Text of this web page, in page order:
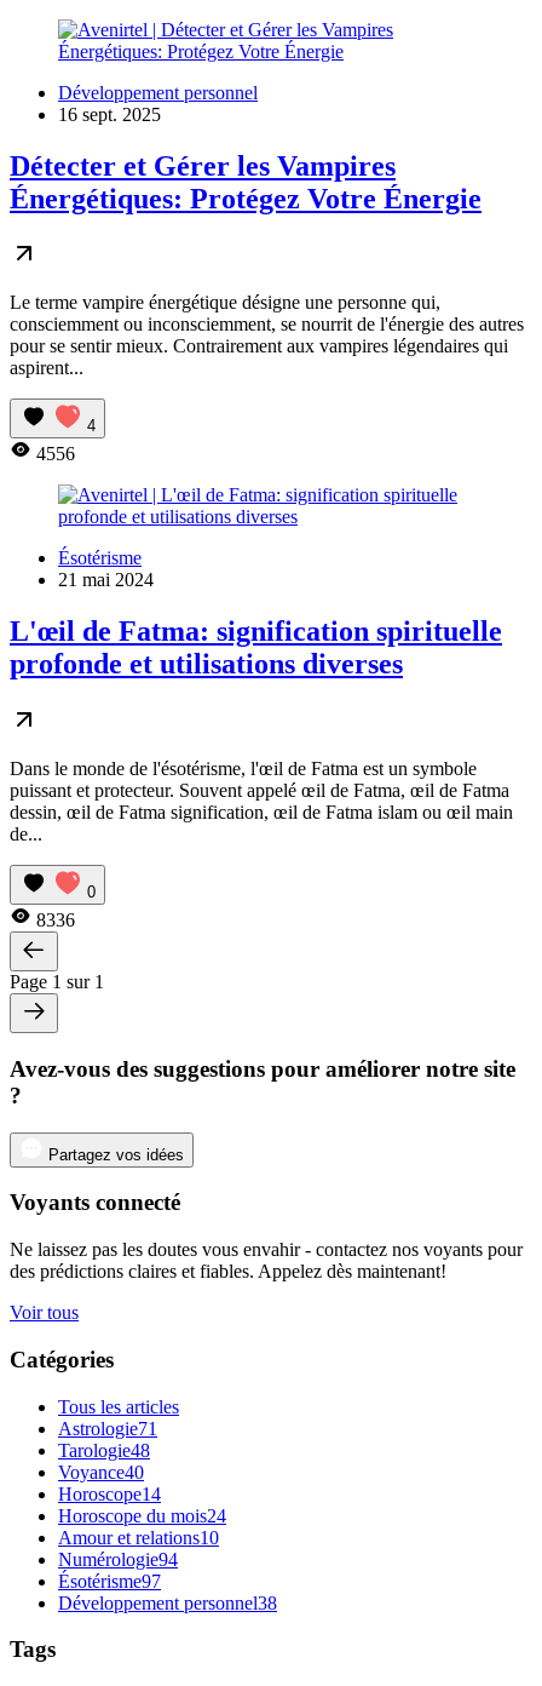
Développement personnel
16 sept. 2025
Détecter et Gérer les Vampires
Énergétiques: Protégez Votre Énergie
Le terme vampire énergétique désigne une personne qui,
consciemment ou inconsciemment, se nourrit de l'énergie des autres
pour se sentir mieux. Contrairement aux vampires légendaires qui
aspirent...
4
4556
Ésotérisme
21 mai 2024
L'œil de Fatma: signification spirituelle
profonde et utilisations diverses
Dans le monde de l'ésotérisme, l'œil de Fatma est un symbole
puissant et protecteur. Souvent appelé œil de Fatma, œil de Fatma
dessin, œil de Fatma signification, œil de Fatma islam ou œil main
de...
0
8336
Page 1 sur 1
Avez-vous des suggestions pour améliorer notre site
?
Partagez vos idées
Voyants connecté
Ne laissez pas les doutes vous envahir - contactez nos voyants pour
des prédictions claires et fiables. Appelez dès maintenant!
Voir tous
Catégories
Tous les articles
Astrologie71
Tarologie48
Voyance40
Horoscope14
Horoscope du mois24
Amour et relations10
Numérologie94
Ésotérisme97
Développement personnel38
Tags